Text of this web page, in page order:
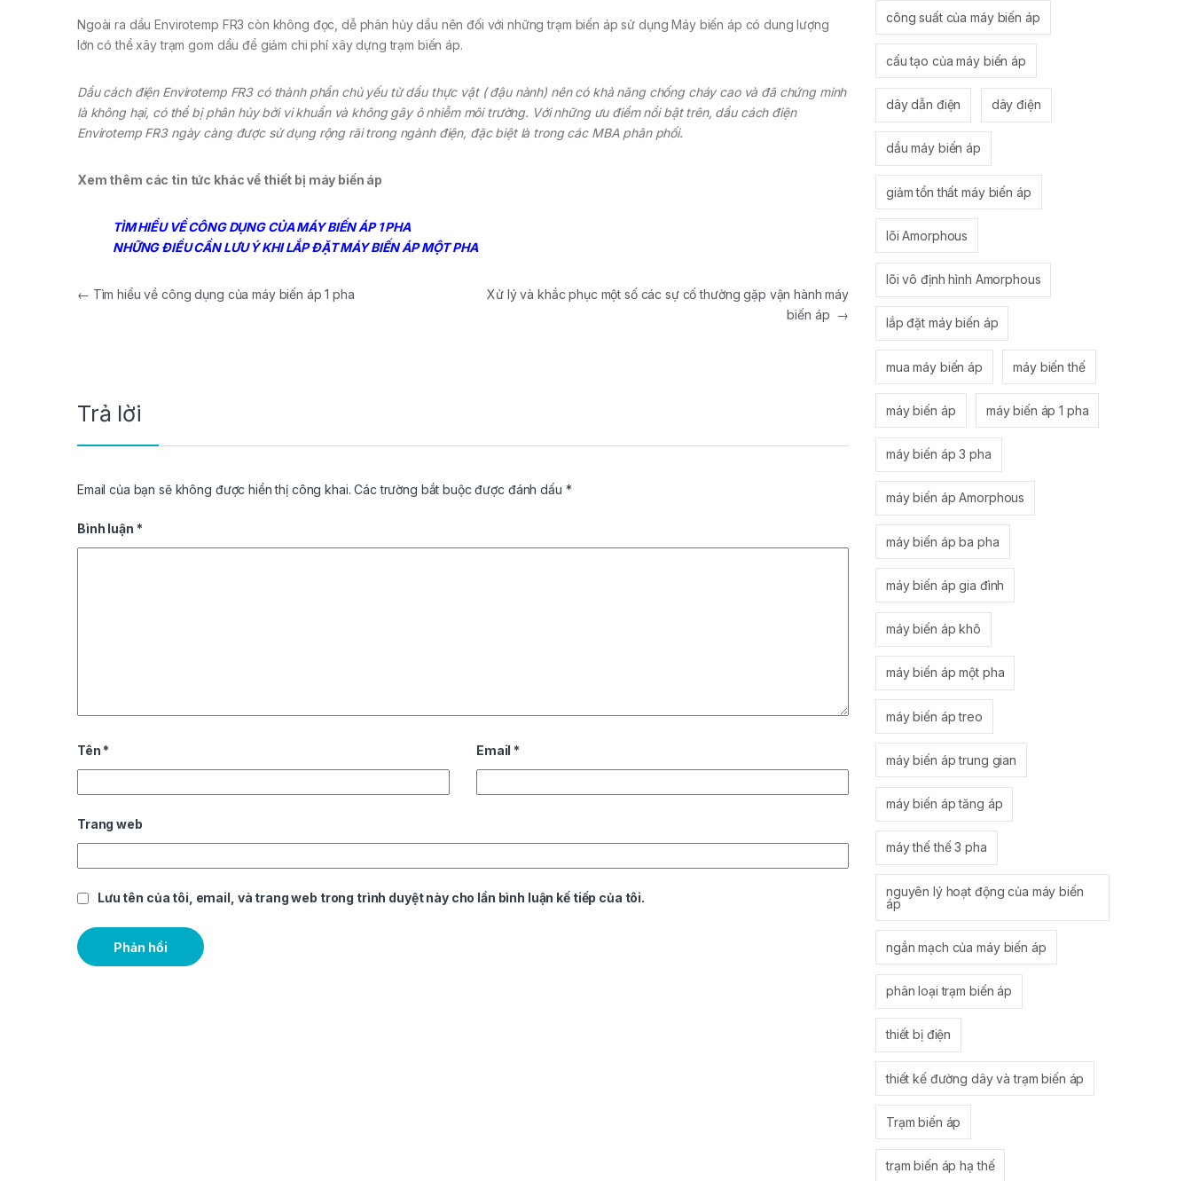
Ngoài ra dầu Envirotemp FR3 còn không đọc, dễ phân hủy dầu nên đối với những trạm biến áp sử dụng Máy biến áp có dung lượng
lớn có thể xây trạm gom dầu để giảm chi phí xây dựng trạm biến áp.
Dầu cách điện Envirotemp FR3 có thành phần chủ yếu từ dầu thực vật ( đậu nành) nên có khả năng chống cháy cao và đã chứng minh
là không hại, có thể bị phân hủy bởi vi khuẩn và không gây ô nhiễm môi trường. Với những ưu điểm nổi bật trên, dầu cách điện
Envirotemp FR3 ngày càng được sử dụng rộng rãi trong ngành điện, đặc biệt là trong các MBA phân phối.
Xem thêm các tin tức khác về thiết bị máy biến áp
TÌM HIỂU VỀ CÔNG DỤNG CỦA MÁY BIẾN ÁP 1 PHA
NHỮNG ĐIỀU CẦN LƯU Ý KHI LẮP ĐẶT MÁY BIẾN ÁP MỘT PHA
Điều hướng bài viết
← Tìm hiểu về công dụng của máy biến áp 1 pha
Xử lý và khắc phục một số các sự cố thường gặp vận hành máy
biến áp →
Trả lời
Email của bạn sẽ không được hiển thị công khai. Các trường bắt buộc được đánh dấu *
Bình luận *
Tên * Email *
Trang web
Lưu tên của tôi, email, và trang web trong trình duyệt này cho lần bình luận kế tiếp của tôi.
công suất của máy biến áp
cấu tạo của máy biến áp
dây dẫn điện dây điện
dầu máy biến áp
giảm tổn thất máy biến áp
lõi Amorphous
lõi vô định hình Amorphous
lắp đặt máy biến áp
mua máy biến áp máy biến thế
máy biến áp máy biến áp 1 pha
máy biến áp 3 pha
máy biến áp Amorphous
máy biến áp ba pha
máy biến áp gia đình
máy biến áp khô
máy biến áp một pha
máy biến áp treo
máy biến áp trung gian
máy biến áp tăng áp
máy thế thế 3 pha
nguyên lý hoạt động của máy biến
áp
ngắn mạch của máy biến áp
phân loại trạm biến áp
thiết bị điện
thiết kế đường dây và trạm biến áp
Trạm biến áp
trạm biến áp hạ thế